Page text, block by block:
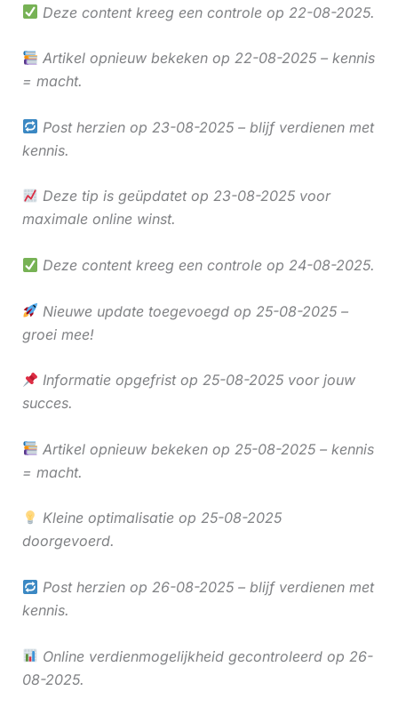
Deze content kreeg een controle op 22-08-2025.
Artikel opnieuw bekeken op 22-08-2025 – kennis
= macht.
Post herzien op 23-08-2025 – blijf verdienen met
kennis.
Deze tip is geüpdatet op 23-08-2025 voor
maximale online winst.
Deze content kreeg een controle op 24-08-2025.
Nieuwe update toegevoegd op 25-08-2025 –
groei mee!
Informatie opgefrist op 25-08-2025 voor jouw
succes.
Artikel opnieuw bekeken op 25-08-2025 – kennis
= macht.
Kleine optimalisatie op 25-08-2025
doorgevoerd.
Post herzien op 26-08-2025 – blijf verdienen met
kennis.
Online verdienmogelijkheid gecontroleerd op 26-
08-2025.